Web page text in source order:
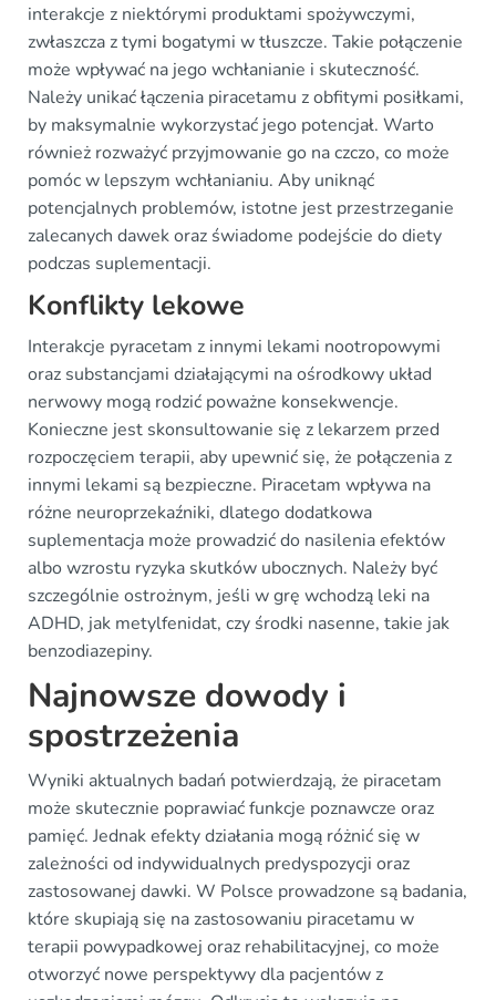
interakcje z niektórymi produktami spożywczymi,
zwłaszcza z tymi bogatymi w tłuszcze. Takie połączenie
może wpływać na jego wchłanianie i skuteczność.
Należy unikać łączenia piracetamu z obfitymi posiłkami,
by maksymalnie wykorzystać jego potencjał. Warto
również rozważyć przyjmowanie go na czczo, co może
pomóc w lepszym wchłanianiu. Aby uniknąć
potencjalnych problemów, istotne jest przestrzeganie
zalecanych dawek oraz świadome podejście do diety
podczas suplementacji.
Konflikty lekowe
Interakcje pyracetam z innymi lekami nootropowymi
oraz substancjami działającymi na ośrodkowy układ
nerwowy mogą rodzić poważne konsekwencje.
Konieczne jest skonsultowanie się z lekarzem przed
rozpoczęciem terapii, aby upewnić się, że połączenia z
innymi lekami są bezpieczne. Piracetam wpływa na
różne neuroprzekaźniki, dlatego dodatkowa
suplementacja może prowadzić do nasilenia efektów
albo wzrostu ryzyka skutków ubocznych. Należy być
szczególnie ostrożnym, jeśli w grę wchodzą leki na
ADHD, jak metylfenidat, czy środki nasenne, takie jak
benzodiazepiny.
Najnowsze dowody i
spostrzeżenia
Wyniki aktualnych badań potwierdzają, że piracetam
może skutecznie poprawiać funkcje poznawcze oraz
pamięć. Jednak efekty działania mogą różnić się w
zależności od indywidualnych predyspozycji oraz
zastosowanej dawki. W Polsce prowadzone są badania,
które skupiają się na zastosowaniu piracetamu w
terapii powypadkowej oraz rehabilitacyjnej, co może
otworzyć nowe perspektywy dla pacjentów z